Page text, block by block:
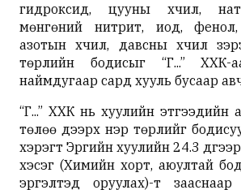
гидроксид, цууны хүчил,
мөнгөний нитрит, иод, фенол,
азотын хүчил, давсны хүчил
төрлийн бодисыг “Г...”
наймдугаар сард хууль бусаар
“Г...” ХХК нь хуулийн этгээдийн
төлөө дээрх нэр төрлийг
хэрэгт Эрүүгийн хуулийн 24.3
хэсэг (Химийн хорт, аюултай
эргэлтэд оруулах)-т зааснаар